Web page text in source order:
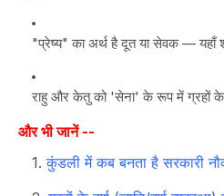
"प्रेष्य" का अर्थ है दूत या सेवक — यहाँ
राहु और केतु को 'सेना' के रूप में ग्रहों के
और भी जानें --
कुंडली में कब बनता है सरकारी